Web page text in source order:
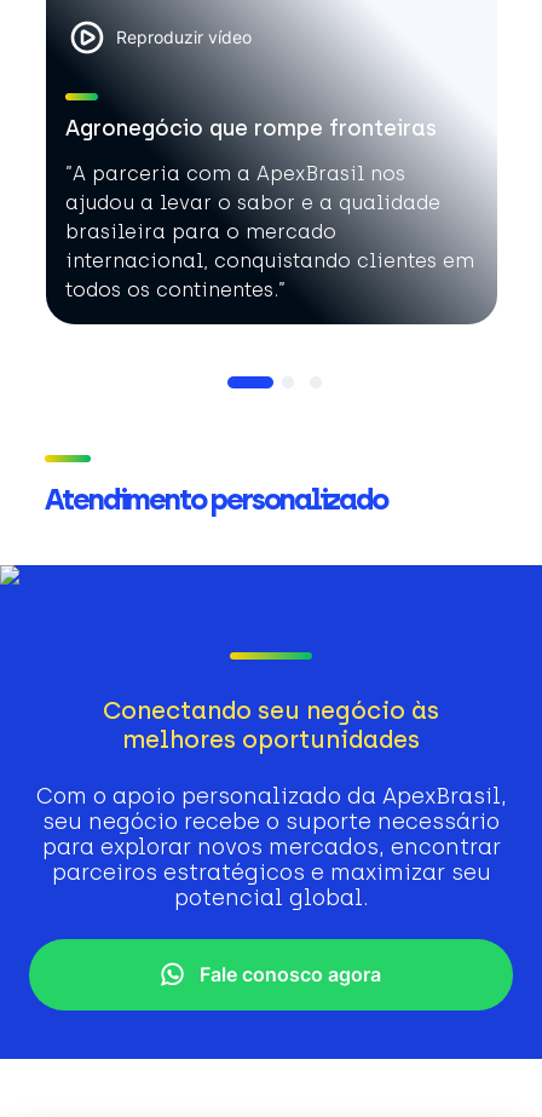
Reproduzir vídeo
Agronegócio que rompe fronteiras
”A parceria com a ApexBrasil nos
ajudou a levar o sabor e a qualidade
brasileira para o mercado
internacional, conquistando clientes em
todos os continentes.”
Atendimento personalizado
Conectando seu negócio às
melhores oportunidades
Com o apoio personalizado da ApexBrasil,
seu negócio recebe o suporte necessário
para explorar novos mercados, encontrar
parceiros estratégicos e maximizar seu
potencial global.
Fale conosco agora